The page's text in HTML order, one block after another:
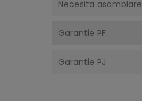
Necesita asamblare
Garantie PF
Garantie PJ